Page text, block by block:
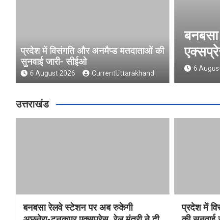
प्रदेश में विसंगति और अनमैप्ड मतदाताओं की
सुनवाई जारी- सीईओ
6 August 2026 CurrentUttarakhand
बनबसा रेलवे
एक्सप्रेस, रेल
उत्तराखंड
बनबसा रेलवे स्टेशन पर अब रुकेगी
प्रदेश में